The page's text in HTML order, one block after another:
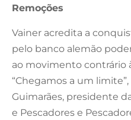
Remoções
Vainer acredita a
pelo banco alemão
ao movimento contrário
“Chegamos a um
Guimarães, presidente
e Pescadores e